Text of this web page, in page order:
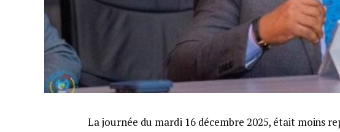
La journée du mardi 16 décembre 2025, était moins